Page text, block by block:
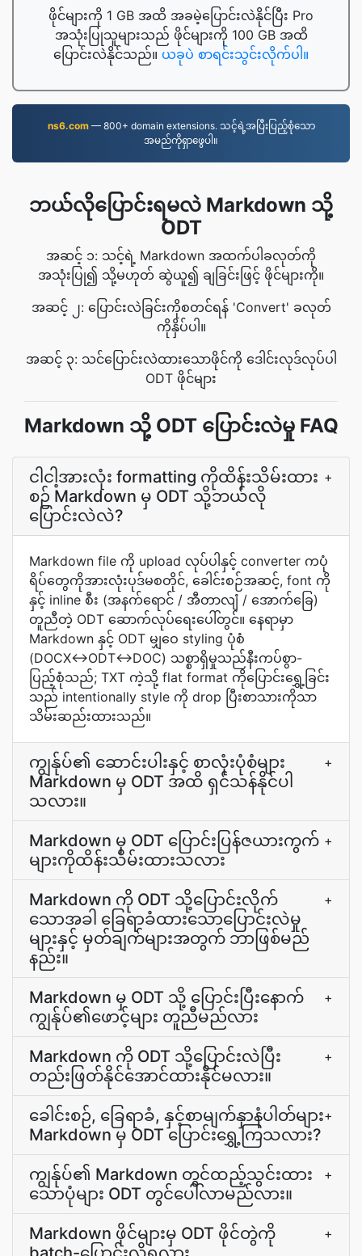
ဖိုင်များကို 1 GB အထိ အခမဲ့ပြောင်းလဲနိုင်ပြီး Pro
အသုံးပြုသူများသည် ဖိုင်များကို 100 GB အထိ
ပြောင်းလဲနိုင်သည်။ ယခုပဲ စာရင်းသွင်းလိုက်ပါ။
ns6.com— 800+ domain extensions. သင့်ရဲ့အပြီးပြည့်စုံသော
အမည်ကိုရှာဖွေပါ။
ဘယ်လိုပြောင်းရမလဲ Markdown သို့
ODT
အဆင့် ၁: သင့်ရဲ့ Markdown အထက်ပါခလုတ်ကို
အသုံးပြု၍ သို့မဟုတ် ဆွဲယူ၍ ချခြင်းဖြင့် ဖိုင်များကို။
အဆင့် ၂: ပြောင်းလဲခြင်းကိုစတင်ရန် 'Convert' ခလုတ်
ကိုနှိပ်ပါ။
အဆင့် ၃: သင်ပြောင်းလဲထားသောဖိုင်ကို ဒေါင်းလုဒ်လုပ်ပါ
ODT ဖိုင်များ
Markdown သို့ ODT ပြောင်းလဲမှု FAQ
ငါငါ့အားလုံး formatting ကိုထိန်းသိမ်းထား
စဉ် Markdown မှ ODT သို့ဘယ်လို
ပြောင်းလဲလဲ?
+
Markdown file ကို upload လုပ်ပါနှင့် converter ကပုံ
ရိပ်တွေကိုအားလုံးပုဒ်မစတိုင်, ခေါင်းစဉ်အဆင့်, font ကို
နှင့် inline စီး (အနက်ရောင် / အီတာလျံ / အောက်ခြေ)
တူညီတဲ့ ODT ဆောက်လုပ်ရေးပေါ်တွင်။ နေရာမှာ
Markdown နှင့် ODT မျှဝေ styling ပုံစံ
(DOCX↔ODT↔DOC) သစ္စာရှိမှုသည်နီးကပ်စွာ-
ပြည့်စုံသည်; TXT ကဲ့သို့ flat format ကိုပြောင်းရွှေ့ခြင်း
သည် intentionally style ကို drop ပြီးစာသားကိုသာ
သိမ်းဆည်းထားသည်။
ကျွန်ုပ်၏ ဆောင်းပါးနှင့် စာလုံးပုံစံများ
Markdown မှ ODT အထိ ရှင်သန်နိုင်ပါ
သလား။
+
Markdown မှ ODT ပြောင်းပြန်ဇယားကွက်
များကိုထိန်းသိမ်းထားသလား
+
Markdown ကို ODT သို့ပြောင်းလိုက်
သောအခါ ခြေရာခံထားသောပြောင်းလဲမှု
များနှင့် မှတ်ချက်များအတွက် ဘာဖြစ်မည်
နည်း။
+
Markdown မှ ODT သို့ ပြောင်းပြီးနောက်
ကျွန်ုပ်၏ဖောင့်များ တူညီမည်လား
+
Markdown ကို ODT သို့ပြောင်းလဲပြီး
တည်းဖြတ်နိုင်အောင်ထားနိုင်မလား။
+
ခေါင်းစဉ်, ခြေရာခံ, နှင့်စာမျက်နှာနံပါတ်များ
Markdown မှ ODT ပြောင်းရွှေ့ကြသလား?
+
ကျွန်ုပ်၏ Markdown တွင်ထည့်သွင်းထား
သောပုံများ ODT တွင်ပေါ်လာမည်လား။
+
Markdown ဖိုင်များမှ ODT ဖိုင်တွဲကို
+